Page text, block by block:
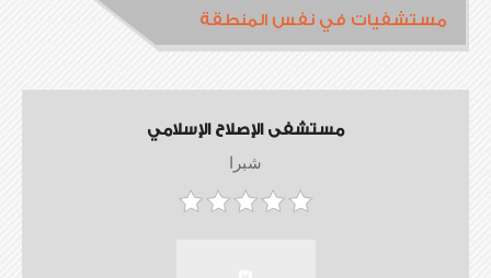
مستشفيات في نفس المنطقة
مستشفى الإصلاح الإسلامي
شبرا